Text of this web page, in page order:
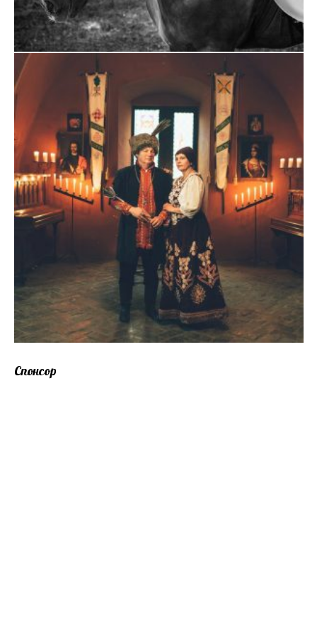
Спонсор